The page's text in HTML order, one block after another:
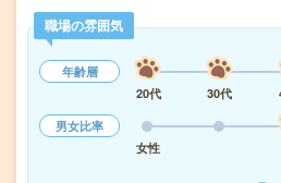
職場の雰囲気
年齢層
20代
30代
男女比率
女性